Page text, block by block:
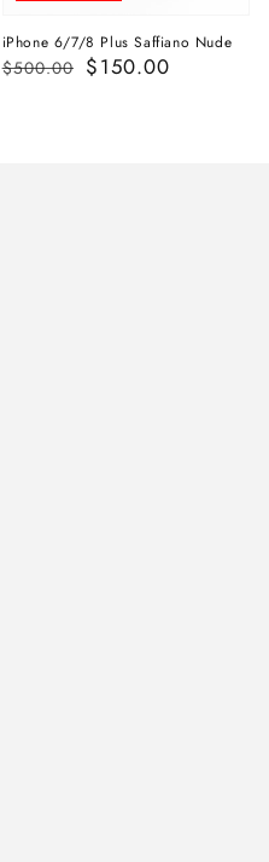
iPhone 6/7/8 Plus Saffiano Nude
Precio
$500.00
Precio
$150.00